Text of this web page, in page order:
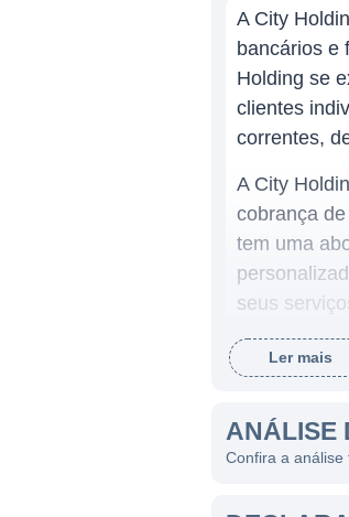
A City
bancários e
Holding se
clientes
correntes,
A City
cobrança
tem uma
seus
ATUAÇÃO
A City
agências
Kentucky e
Ler mais
ANÁLISE
Confira a análise